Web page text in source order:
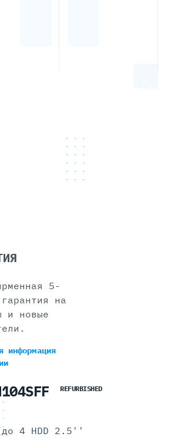
5-
на
и новые
информация
REFURBISHED
4 HDD 2.5''